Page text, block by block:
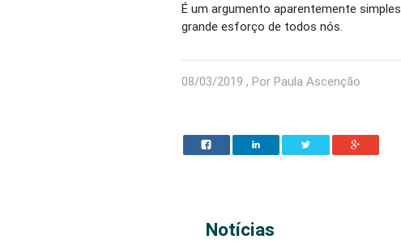
É um argumento aparentemente
grande esforço de todos nós.
08/03/2019 , Por Paula Ascenção
Notícias